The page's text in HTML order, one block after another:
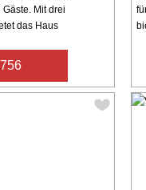
Mit drei
das Haus